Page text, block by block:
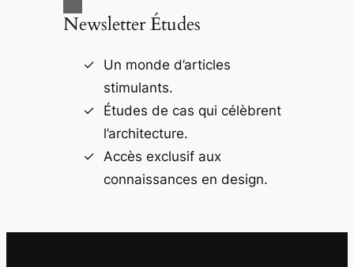
Newsletter Études
Un monde d’articles
stimulants.
Études de cas qui célèbrent
l’architecture.
Accès exclusif aux
connaissances en design.